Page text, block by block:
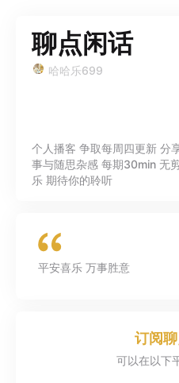
聊点闲话
哈哈乐699
个人播客 争取每周四更新 分
事与随思杂感 每期30min 无
乐 期待你的聆听
平安喜乐 万事胜意
订阅
可以在以下